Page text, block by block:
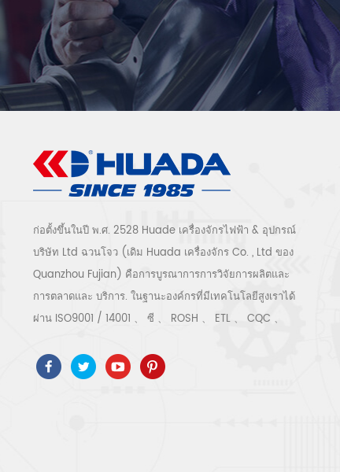
ก่อตั้งขึ้นในปี พ.ศ. 2528 Huade เครื่องจักรไฟฟ้า & อุปกรณ์
บริษัท Ltd ฉวนโจว (เดิม Huada เครื่องจักร Co. , Ltd ของ
Quanzhou Fujian) คือการบูรณาการการวิจัยการผลิตและ
การตลาดและ บริการ. ในฐานะองค์กรที่มีเทคโนโลยีสูงเราได้
ผ่าน ISO9001 / 14001 、 ซี 、 ROSH 、 ETL 、 CQC 、
ที่ใช้เทคโนโลยีขั้นสูง ฯลฯ ระบบและอุปกรณ์อัดอากาศ ได้แก่